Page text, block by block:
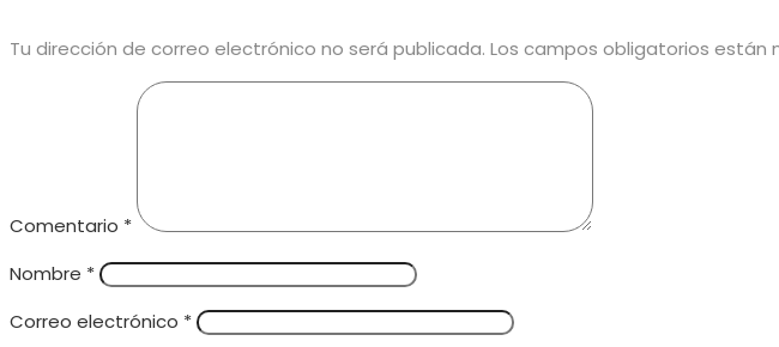
Tu dirección de correo electrónico no será publicada. Los campos obligatorios están
Comentario *
Nombre *
Correo electrónico *